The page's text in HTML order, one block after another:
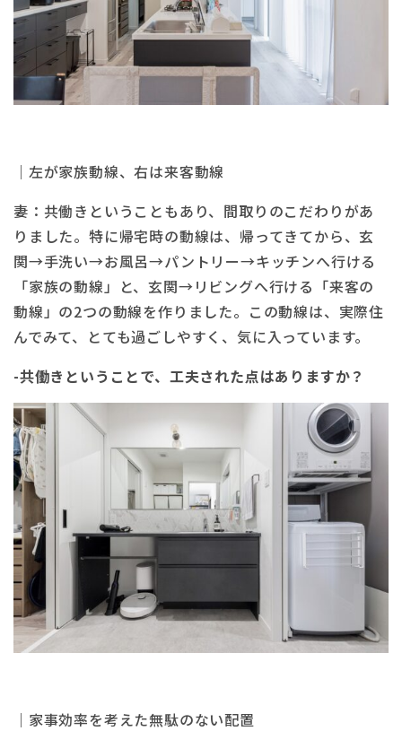
｜左が家族動線、右は来客動線
妻：共働きということもあり、間取りのこだわりがあ
りました。特に帰宅時の動線は、帰ってきてから、玄
関→手洗い→お風呂→パントリー→キッチンへ行ける
「家族の動線」と、玄関→リビングへ行ける「来客の
動線」の2つの動線を作りました。この動線は、実際住
んでみて、とても過ごしやすく、気に入っています。
-共働きということで、工夫された点はありますか？
｜家事効率を考えた無駄のない配置